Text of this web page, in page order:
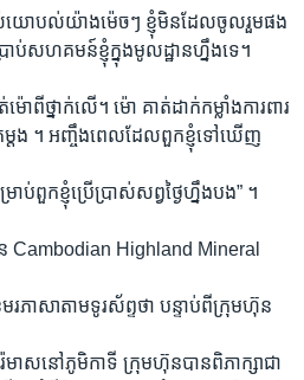
យោបល់យ៉ាងម៉េចៗ ខ្ញុំមិនដែលចូលរួមផង
ាប់សហគមន៍ខ្ញុំក្នុងមូលដ្ឋានហ្នឹងទេ។
ោពីថ្នាក់លើ។ ម៉ោ គាត់ដាក់កម្លាំងការពារ
ម្តង ។ អញ្ចឹងពេលដែលពួកខ្ញុំទៅឃើញ
ប់ពួកខ្ញុំប្រើប្រាស់សព្វថ្ងៃហ្នឹងបង” ។
Highland Mineral
មរភាសាតាមទូរស័ព្ទថា បន្ទាប់ពីក្រុមហ៊ុន
ែមាសនៅភូមិកាទី ក្រុមហ៊ុនបានពិភាក្សាជា